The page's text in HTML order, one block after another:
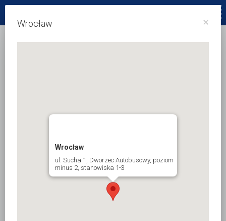
×
Wrocław
Wrocław
ul. Sucha 1, Dworzec Autobusowy, poziom
minus 2, stanowiska 1-3